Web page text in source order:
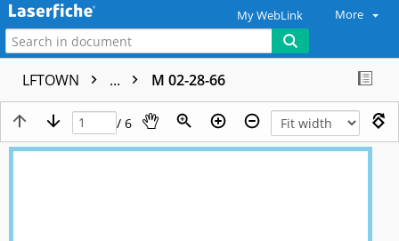
My WebLink More
LFTOWN ... M 02-28-66
/ 6